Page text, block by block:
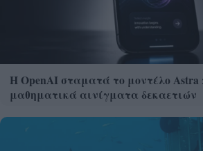
Η OpenAI σταματά το μοντέλο Astra
μαθηματικά αινίγματα δεκαετιών